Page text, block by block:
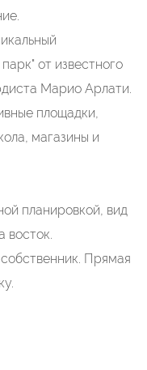
от известного
Марио Арлати.
площадки,
магазины и
планировкой, вид
восток.
Прямая